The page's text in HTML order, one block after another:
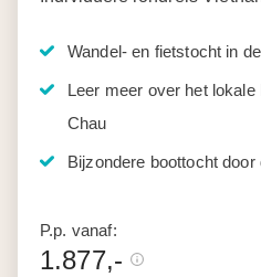
Wandel- en fietstocht in
Leer meer over het
Chau
Bijzondere boottocht
P.p. vanaf:
1.877,-